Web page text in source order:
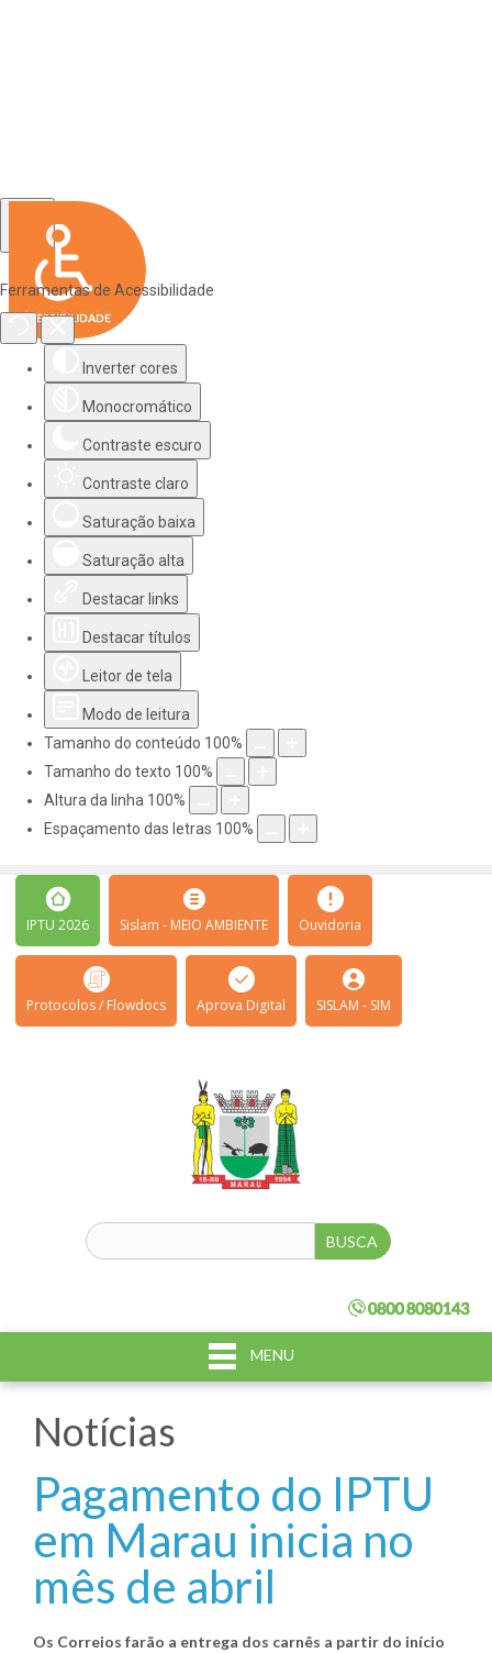
Ferramentas de Acessibilidade
Inverter cores
Monocromático
Contraste escuro
Contraste claro
Saturação baixa
Saturação alta
Destacar links
Destacar títulos
Leitor de tela
Modo de leitura
Tamanho do conteúdo 100%
Tamanho do texto 100%
Altura da linha 100%
Espaçamento das letras 100%
IPTU 2026 Sislam - MEIO AMBIENTE Ouvidoria
Protocolos / Flowdocs Aprova Digital SISLAM - SIM
MENU
Notícias
Pagamento do IPTU
em Marau inicia no
mês de abril
Os Correios farão a entrega dos carnês a partir do início